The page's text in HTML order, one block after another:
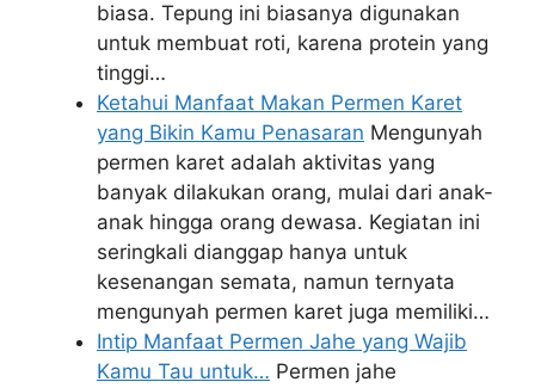
biasa. Tepung ini biasanya digunakan
untuk membuat roti, karena protein yang
tinggi…
Ketahui Manfaat Makan Permen Karet
yang Bikin Kamu Penasaran Mengunyah
permen karet adalah aktivitas yang
banyak dilakukan orang, mulai dari anak-
anak hingga orang dewasa. Kegiatan ini
seringkali dianggap hanya untuk
kesenangan semata, namun ternyata
mengunyah permen karet juga memiliki…
Intip Manfaat Permen Jahe yang Wajib
Kamu Tau untuk… Permen jahe